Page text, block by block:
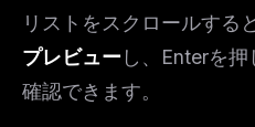
リストをスクロールする
プレビューし、Enterを
確認できます。